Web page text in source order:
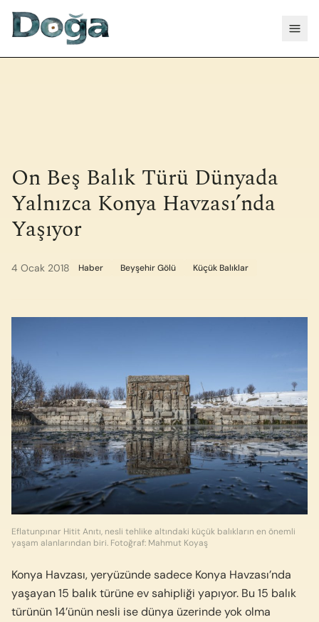
On Beş Balık Türü Dünyada
Yalnızca Konya Havzası’nda
Yaşıyor
4 Ocak 2018 Haber Beyşehir Gölü Küçük Balıklar
Eflatunpınar Hitit Anıtı, nesli tehlike altındaki küçük balıkların en önemli
yaşam alanlarından biri. Fotoğraf: Mahmut Koyaş
Konya Havzası, yeryüzünde sadece Konya Havzası’nda
yaşayan 15 balık türüne ev sahipliği yapıyor. Bu 15 balık
türünün 14’ünün nesli ise dünya üzerinde yok olma